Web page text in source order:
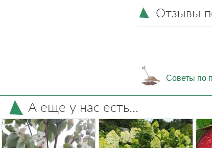
Отзывы
Советы по
А еще у нас есть...